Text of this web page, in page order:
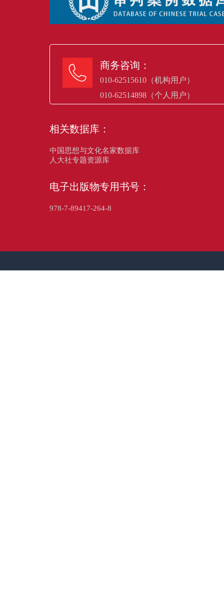
 商务咨询：
010-62515610（机构用户）
010-62514898（个人用户）
相关数据库：
中国思想与文化名家数据库
人大社专题资源库
电子出版物专用书号：
978-7-89417-264-8